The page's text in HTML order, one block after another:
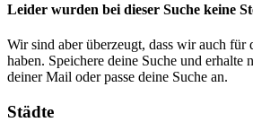
Leider wurden bei dieser Suche keine
Wir sind aber überzeugt, dass wir auch für
haben. Speichere deine Suche und erhalte
deiner Mail oder passe deine Suche an.
Städte